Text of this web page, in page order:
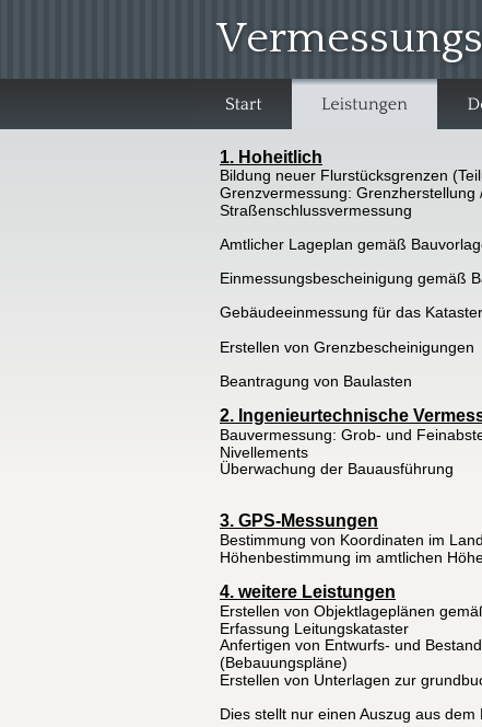
1. Hoheitlich
Bildung neuer Flurstücksgrenzen
Grenzvermessung: Grenzherstellung
Straßenschlussvermessung
Amtlicher Lageplan gemäß
Einmessungsbescheinigung gemäß
Gebäudeeinmessung für das Kataster
Erstellen von Grenzbescheinigungen
Beantragung von Baulasten
2. Ingenieurtechnische
Bauvermessung: Grob- und
Nivellements
Überwachung der Bauausführung
3. GPS-Messungen
Bestimmung von Koordinaten im
Höhenbestimmung im amtlichen
4. weitere Leistungen
Erstellen von Objektlageplänen
Erfassung Leitungskataster
Anfertigen von Entwurfs- und
(Bebauungspläne)
Erstellen von Unterlagen zur
Dies stellt nur einen Auszug aus